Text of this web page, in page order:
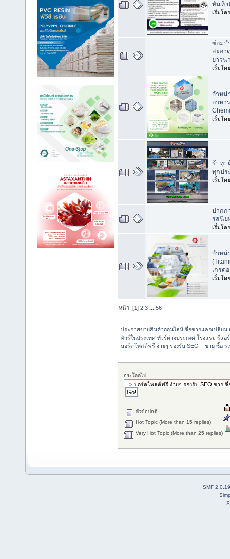
ทันที
เริ่มโด
ซ่อมบ
สะอา
ยาวน
เริ่มโด
จำหน่
อาหา
เริ่มโด
รับทุบ
ทุกปร
เริ่มโด
ปากก
รสนิย
เริ่มโด
จำหน่
เกรด
เริ่มโด
หน้า: [1]2 3 ...56
ประกาศขายสินค้าออนไลน์ ซื้อขายแลกเปลี่ย
ทัวร์ในประเทศ ทัวร์ต่างประเทศ โรงแรม รีส
บอร์ดโพสต์ฟรี ง่ายๆ รองรับ SEO    ขาย ซื้อ
กระโดดไป:
หัวข้อปกติ
Hot Topic (More than 15 replies)
Very Hot Topic (More than 25 replies)
SMF 2.0.19